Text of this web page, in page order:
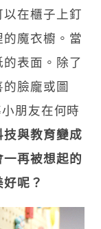
在櫃子上釘
魔衣櫥。當
表面。除了
臉龐或圖
朋友在何時
技與教育變成
再被想起的
呢？